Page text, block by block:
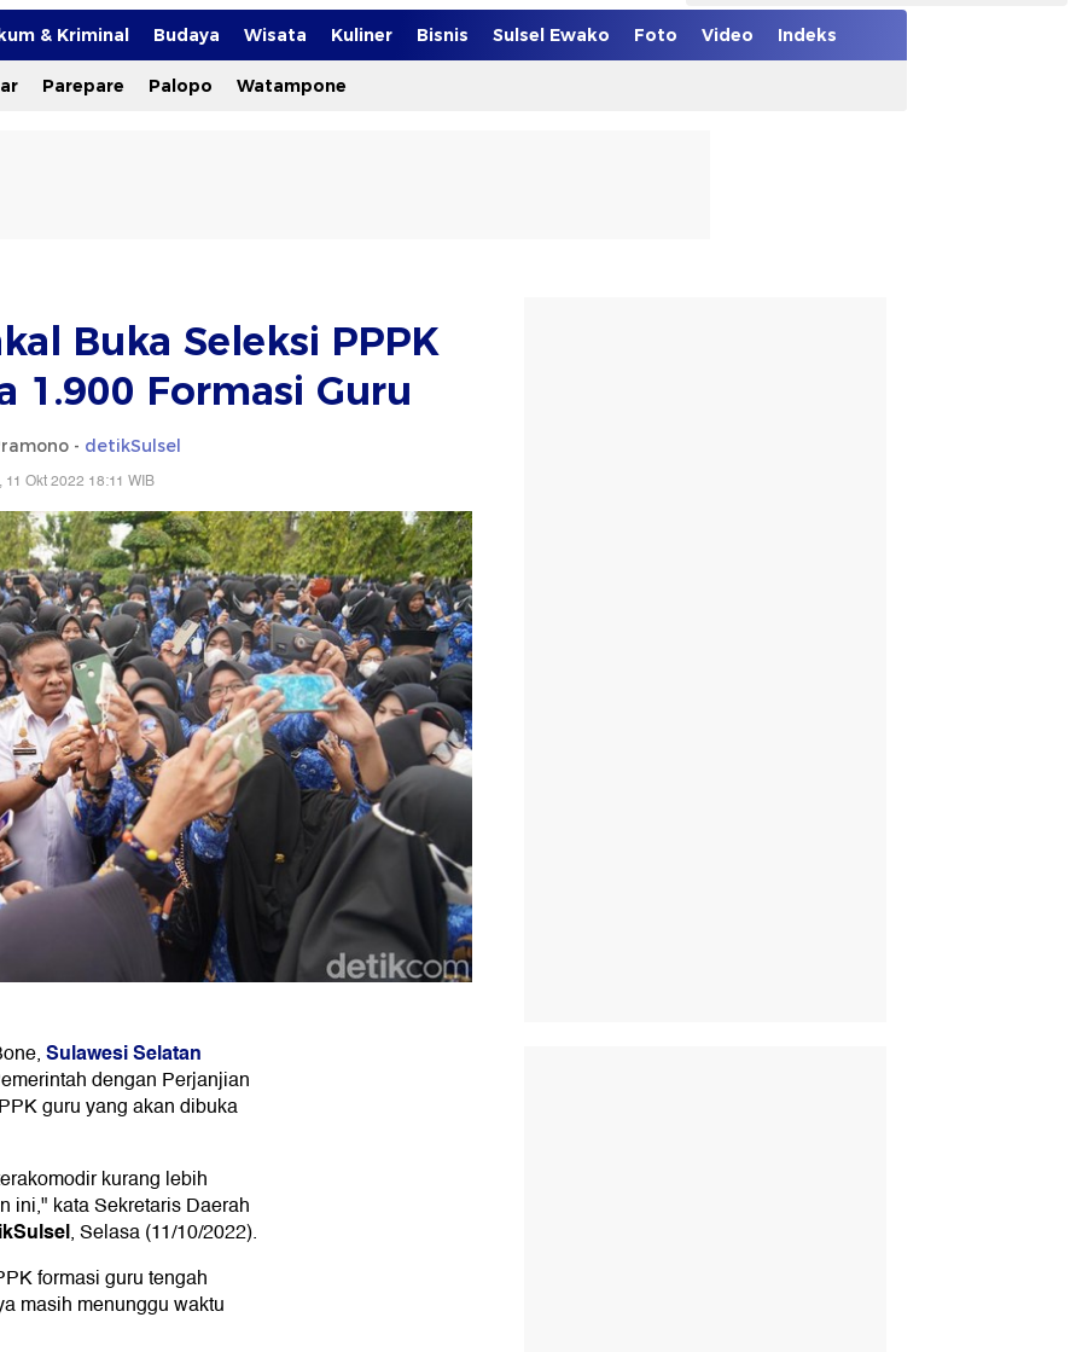
& Kriminal Budaya Wisata Kuliner Bisnis Sulsel Ewako Foto Video Indeks
Parepare Palopo Watampone
Buka Seleksi PPPK
1.900 Formasi Guru
- detikSulsel
11 Okt 2022 18:11 WIB
Sulawesi Selatan
dengan Perjanjian
guru yang akan dibuka
kurang lebih
ini," kata Sekretaris Daerah
, Selasa (11/10/2022).
formasi guru tengah
masih menunggu waktu